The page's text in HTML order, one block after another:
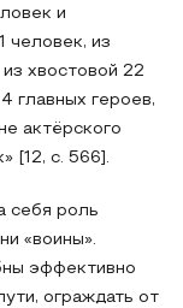
и
человек, из
хвостовой 22
главных героев,
актёрского
[12, с. 566].
себя роль
«воины».
эффективно
ограждать от